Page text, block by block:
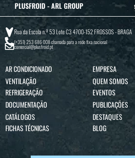
PLUSFROID - ARL GROUP
Rua da Escola n.º 53 Lote C3 4700-152 FROSSOS - BRAGA
(+351) 253 686 008chamada para a rede fixa nacional
comercial@plusfroid.pt
AR CONDICIONADO
VENTILAÇÃO
REFRIGERAÇÃO
EMPRESA
QUEM SOMOS
EVENTOS
DOCUMENTAÇÃO
CATÁLOGOS
FICHAS TÉCNICAS
PUBLICAÇÕES
DESTAQUES
BLOG